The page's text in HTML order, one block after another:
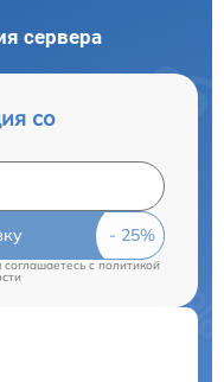
сервера
со
c политикой